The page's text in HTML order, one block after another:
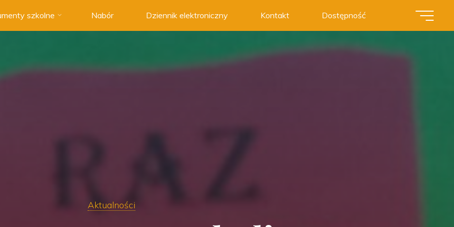
szkolne Nabór Dziennik elektroniczny Kontakt Dostępność
Aktualności